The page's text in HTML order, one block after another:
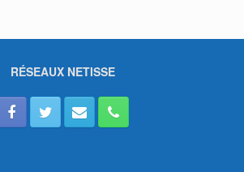
RÉSEAUX NETISSE